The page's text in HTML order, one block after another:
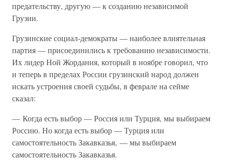
предательству, другую — к созданию независимой
Грузии.
Грузинские социал-демократы — наиболее влиятельная
партия — присоединились к требованию независимости.
Их лидер Ной Жордания, который в ноябре говорил, что
и теперь в пределах России грузинский народ должен
искать устроения своей судьбы, в феврале на сейме
сказал:
— Когда есть выбор — Россия или Турция, мы выбираем
Россию. Но когда есть выбор — Турция или
самостоятельность Закавказья, — мы выбираем
самостоятельность Закавказья.